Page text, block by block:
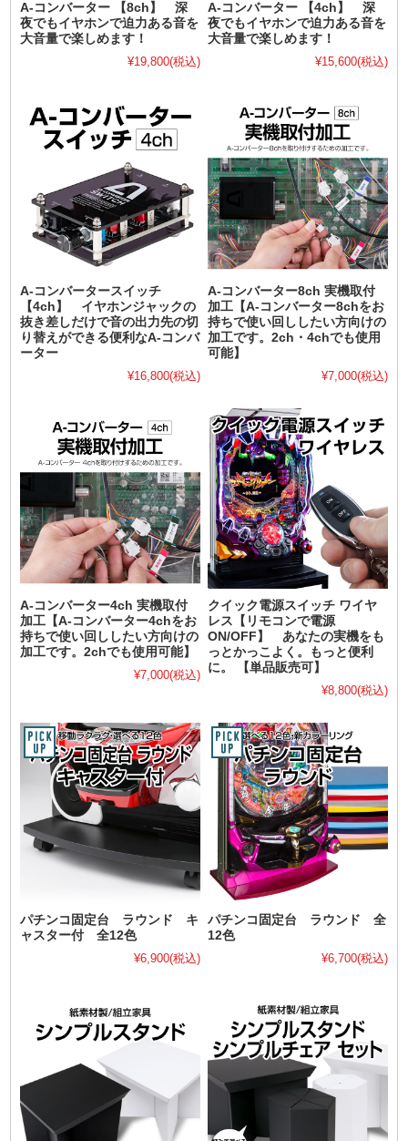
A-コンバーター 【8ch】 深
夜でもイヤホンで迫力ある音を
大音量で楽しめます！
¥19,800(税込)
A-コンバーター 【4ch】 深
夜でもイヤホンで迫力ある音を
大音量で楽しめます！
¥15,600(税込)
A-コンバータースイッチ
【4ch】 イヤホンジャックの
抜き差しだけで音の出力先の切
り替えができる便利なA-コンバ
ーター
¥16,800(税込)
A-コンバーター8ch 実機取付
加工【A-コンバーター8chをお
持ちで使い回ししたい方向けの
加工です。2ch・4chでも使用
可能】
¥7,000(税込)
A-コンバーター4ch 実機取付
加工【A-コンバーター4chをお
持ちで使い回ししたい方向けの
加工です。2chでも使用可能】
¥7,000(税込)
クイック電源スイッチ ワイヤ
レス【リモコンで電源
ON/OFF】 あなたの実機をも
っとかっこよく。もっと便利
に。 【単品販売可】
¥8,800(税込)
パチンコ固定台 ラウンド キ
ャスター付 全12色
¥6,900(税込)
パチンコ固定台 ラウンド 全
12色
¥6,700(税込)